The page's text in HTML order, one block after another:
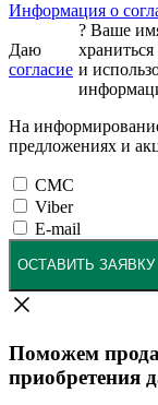
Информация о
Даю
согласие
? Ваше
и
На
предложениях и
СМС
Viber
E-mail
ОСТАВИТЬ ЗАЯВКУ
Поможем
приобретения